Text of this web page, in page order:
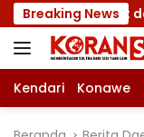
Langsung
ke
konten
Breaking News
Motivasi, Incar
Kendari Konawe